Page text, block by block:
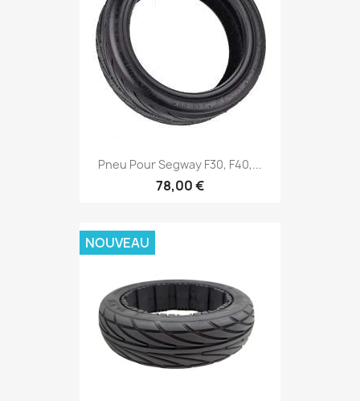
Pneu Pour Segway F30, F40,...
78,00 €
NOUVEAU